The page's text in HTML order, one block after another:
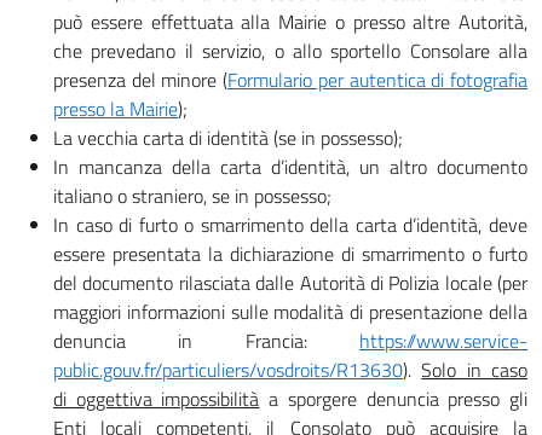
può essere effettuata alla Mairie o presso altre Autorità,
che prevedano il servizio, o allo sportello Consolare alla
presenza del minore (Formulario per autentica di fotografia
presso la Mairie);
La vecchia carta di identità (se in possesso);
In mancanza della carta d’identità, un altro documento
italiano o straniero, se in possesso;
In caso di furto o smarrimento della carta d’identità, deve
essere presentata la dichiarazione di smarrimento o furto
del documento rilasciata dalle Autorità di Polizia locale (per
maggiori informazioni sulle modalità di presentazione della
denuncia in Francia: https://www.service-
public.gouv.fr/particuliers/vosdroits/R13630).Solo in caso
di oggettiva impossibilità a sporgere denuncia presso gli
Enti locali competenti, il Consolato può acquisire la